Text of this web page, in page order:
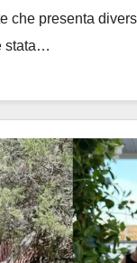
che presenta
stata…